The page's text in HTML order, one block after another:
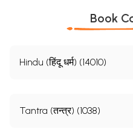
Book
Hindu (हिंदू धर्म) (14010)
Tantra (तन्त्र) (1038)